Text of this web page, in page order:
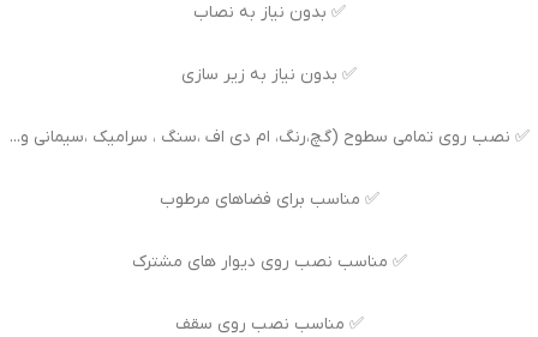
✅ بدون نیاز به نصاب
✅ بدون نیاز به زیر سازی
✅ نصب روی تمامی سطوح (گچ،رنگ، ام دی اف ،سنگ ، سرامیک ،سیمانی و...
✅ مناسب برای فضاهای مرطوب
✅ مناسب نصب روی دیوار های مشترک
✅ مناسب نصب روی سقف